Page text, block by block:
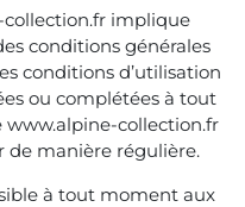
collection.fr implique
conditions générales
conditions d’utilisation
ou complétées à tout
collection.fr
de manière régulière.
à tout moment aux